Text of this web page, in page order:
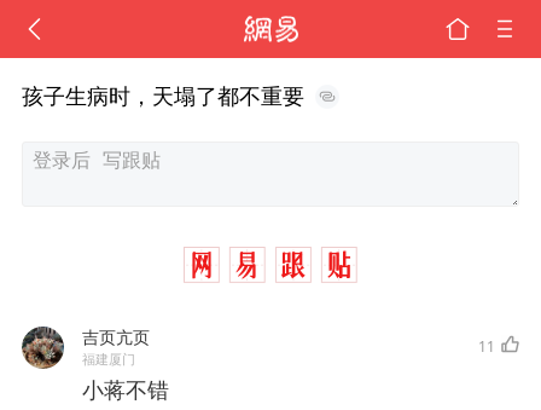
孩子生病时，天塌了都不重要
吉页亢页
福建厦门
11
小蒋不错